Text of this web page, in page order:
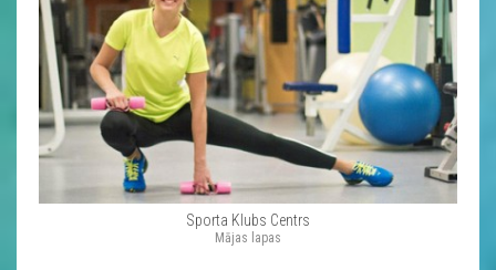
Sporta Klubs Centrs
Mājas lapas